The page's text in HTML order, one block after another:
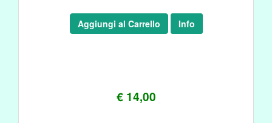
€ 14,00
Aggiungi al Carrello Info